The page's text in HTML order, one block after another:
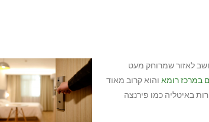
לאזור שמרוחק מעט
במרכז רומא והוא קרוב מאוד
באיטליה כמו פירנצה